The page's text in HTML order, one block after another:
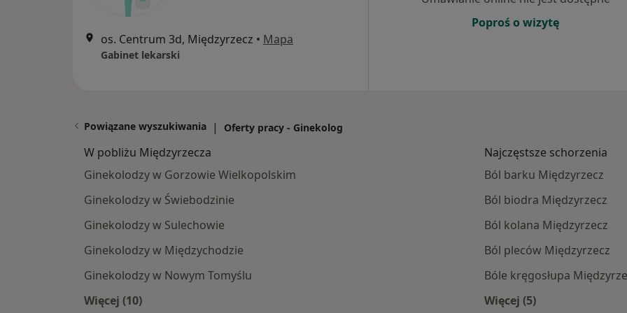
os. Centrum 3d, Międzyrzecz • Mapa
Gabinet lekarski
Poproś o wizytę
Powiązane wyszukiwania | Oferty pracy - Ginekolog
W pobliżu Międzyrzecza
Ginekolodzy w Gorzowie Wielkopolskim
Ginekolodzy w Świebodzinie
Ginekolodzy w Sulechowie
Ginekolodzy w Międzychodzie
Ginekolodzy w Nowym Tomyślu
Więcej (10)
Najczęstsze schorzenia
Ból barku Międzyrzecz
Ból biodra Międzyrzecz
Ból kolana Międzyrzecz
Ból pleców Międzyrzecz
Bóle kręgosłupa
Więcej (5)